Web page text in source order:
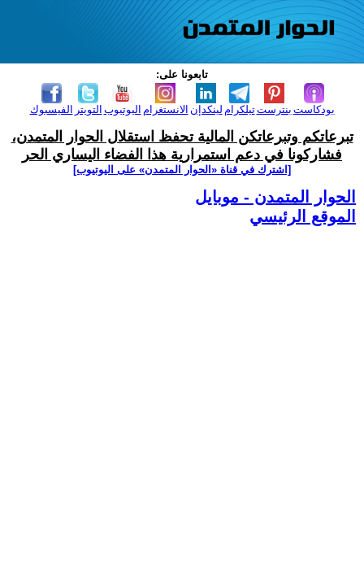
تابعونا على:
الفيسبوك التويتر اليوتيوب الانستغرام لينكدإن تيلكرامبنترست بودكاست
تبرعاتكم وتبرعاتكن المالية تحفظ استقلال الحوار المتمدن،
فشاركونا في دعم استمرارية هذا الفضاء اليساري الحر
[اشترك في قناة ‫«الحوار المتمدن» على اليوتيوب]
الحوار المتمدن - موبايل
الموقع الرئيسي